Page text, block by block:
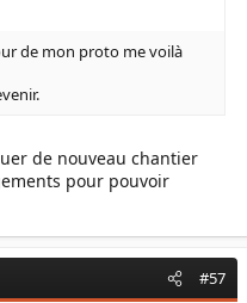
de mon proto me voilà
de nouveau chantier
pour pouvoir
#57